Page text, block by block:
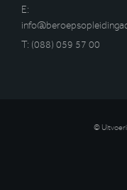
E:
T: (088) 059 57 00
©